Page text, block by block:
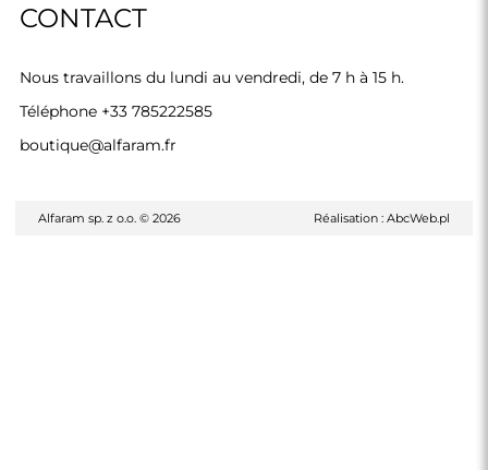
CONTACT
Nous travaillons du lundi au vendredi, de 7 h à 15 h.
Téléphone +33 785222585
boutique@alfaram.fr
Alfaram sp. z o.o. © 2026 Réalisation : AbcWeb.pl